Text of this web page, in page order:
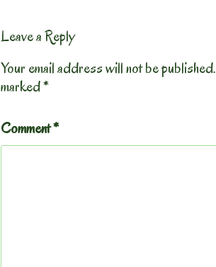
Leave a Reply
Your email address will not be published.
marked*
Comment*